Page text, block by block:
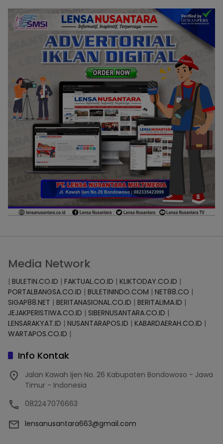
Media Network
| BULETIN.CO.ID | FAKTUAL.CO.ID | KLIKTODAY.CO.ID |
PORTALBANGSA.CO.ID | BULETININDO.COM | NET88.CO |
SIGAP88.NET | BERITANASIONAL.CO.ID | BERITALIMA.ID |
JEJAKPERISTIWA.CO.ID | SIBERNUSANTARA.CO.ID |
LENSARAKYAT.ID | NUSANTARAPOS.ID | KABARDAERAH.CO.ID |
WARTAPOS.CO.ID |
Info Kontak
Jalan Kawah Ijen No. 26 Kabupaten Bondowoso - Jawa
Timur - Indonesia
082247076663
lensanusantara663@gmail.com